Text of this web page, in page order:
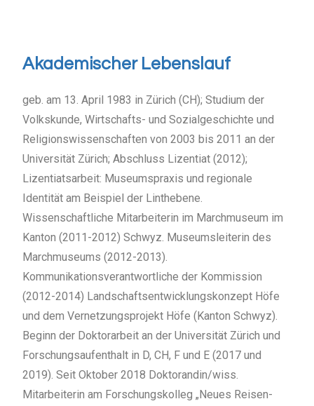
Akademischer Lebenslauf
geb. am 13. April 1983 in Zürich (CH); Studium der
Volkskunde, Wirtschafts- und Sozialgeschichte und
Religionswissenschaften von 2003 bis 2011 an der
Universität Zürich; Abschluss Lizentiat (2012);
Lizentiatsarbeit: Museumspraxis und regionale
Identität am Beispiel der Linthebene.
Wissenschaftliche Mitarbeiterin im Marchmuseum im
Kanton (2011-2012) Schwyz. Museumsleiterin des
Marchmuseums (2012-2013).
Kommunikationsverantwortliche der Kommission
(2012-2014) Landschaftsentwicklungskonzept Höfe
und dem Vernetzungsprojekt Höfe (Kanton Schwyz).
Beginn der Doktorarbeit an der Universität Zürich und
Forschungsaufenthalt in D, CH, F und E (2017 und
2019). Seit Oktober 2018 Doktorandin/wiss.
Mitarbeiterin am Forschungskolleg „Neues Reisen-